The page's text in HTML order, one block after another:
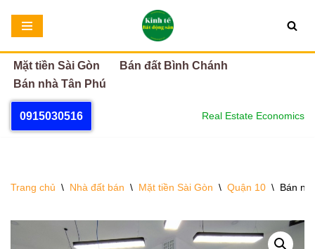
Chuyển
tới
nội
dung
Mặt tiền Sài Gòn
Bán đất Bình Chánh
Bán nhà Tân Phú
0915030516 Real Estate Economics
Trang chủ \ Nhà đất bán \ Mặt tiền Sài Gòn \ Quận 10 \ Bán